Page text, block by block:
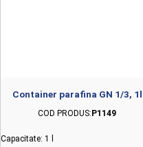
Container parafina GN 1/3, 1l
COD PRODUS: P1149
Capacitate: 1 l